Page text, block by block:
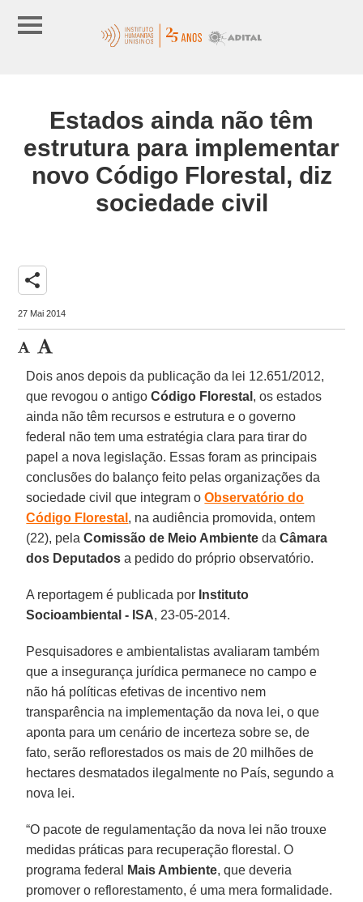
Estados ainda não têm
estrutura para implementar
novo Código Florestal, diz
sociedade civil
share
27 Mai 2014
Dois anos depois da publicação da lei 12.651/2012,
que revogou o antigoCódigo Florestal , os estados
ainda não têm recursos e estrutura e o governo
federal não tem uma estratégia clara para tirar do
papel a nova legislação. Essas foram as principais
conclusões do balanço feito pelas organizações da
sociedade civil que integram oObservatório do
Código Florestal , na audiência promovida, ontem
(22), pelaComissão de Meio Ambiente daCâmara
dos Deputados a pedido do próprio observatório.
A reportagem é publicada por Instituto
Socioambiental - ISA, 23-05-2014.
Pesquisadores e ambientalistas avaliaram também
que a insegurança jurídica permanece no campo e
não há políticas efetivas de incentivo nem
transparência na implementação da nova lei, o que
aponta para um cenário de incerteza sobre se, de
fato, serão reflorestados os mais de 20 milhões de
hectares desmatados ilegalmente no País, segundo a
nova lei.
“O pacote de regulamentação da nova lei não trouxe
medidas práticas para recuperação florestal. O
programa federal
Mais Ambiente, que deveria
promover o reflorestamento, é uma mera formalidade.